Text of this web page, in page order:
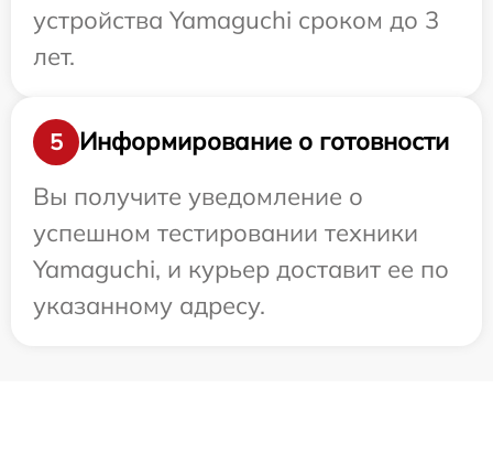
устройства Yamaguchi сроком до 3
лет.
5
Информирование о готовности
Вы получите уведомление о
успешном тестировании техники
Yamaguchi, и курьер доставит ее по
указанному адресу.